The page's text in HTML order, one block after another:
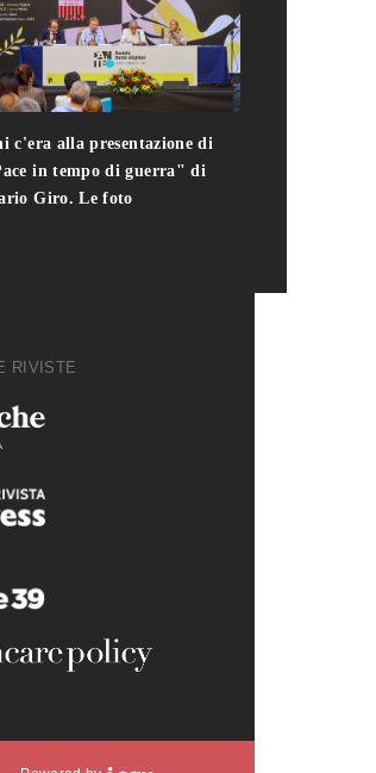
c'era alla presentazione di
in tempo di guerra" di
Giro. Le foto
RIVISTE